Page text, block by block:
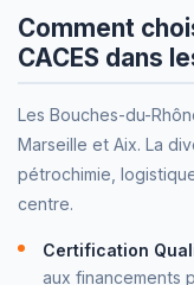
Comment
CACES dans
Les Bouches-du-
Marseille et Aix. La
pétrochimie,
centre.
Certification
aux financements